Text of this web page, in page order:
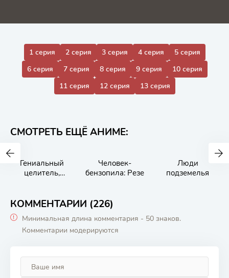
1 серия 2 серия 3 серия 4 серия
5 серия
6 серия
7 серия 8 серия 9 серия
10 серия
11 серия
12 серия 13 серия
СМОТРЕТЬ ЕЩЁ АНИМЕ:
Гениальный
целитель,
мгновение, но
был изгнан как
бесполезный,
теперь
тёмного
Человек-
бензопила: Резе
Люди
подземелья
КОММЕНТАРИИ (226)
Минимальная длина комментария - 50 знаков.
Комментарии модерируются